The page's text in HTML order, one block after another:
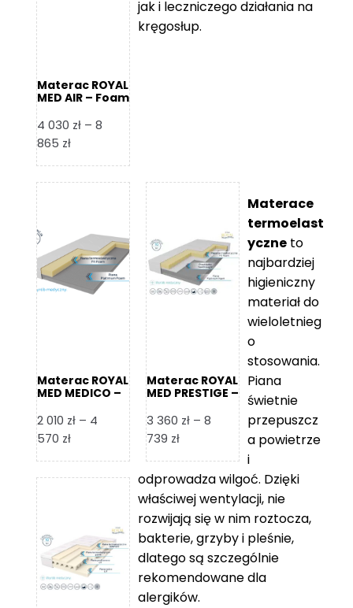
Materac ROYAL
MED AIR – Foam
4 030 zł – 8
865 złZakres
od
do
8
865 zł
jak i leczniczego działania na
kręgosłup.
Materac ROYAL
MED MEDICO –
2 010 zł – 4
570 złZakres
od
4
570 zł
Materac ROYAL
MED PRESTIGE –
3 360 zł – 8
739 złZakres
od
3
360 zł
do
8
739 zł
Materace
termoelast
yczne to
najbardziej
higieniczny
materiał do
wieloletnieg
o
stosowania.
Piana
świetnie
przepuszcz
a powietrze
i
odprowadza wilgoć. Dzięki
właściwej wentylacji, nie
rozwijają się w nim roztocza,
bakterie, grzyby i pleśnie,
dlatego są szczególnie
rekomendowane dla
alergików.